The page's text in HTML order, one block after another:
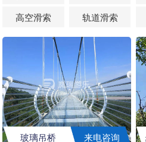
高空滑索
轨道滑索
玻璃吊桥 来电咨询